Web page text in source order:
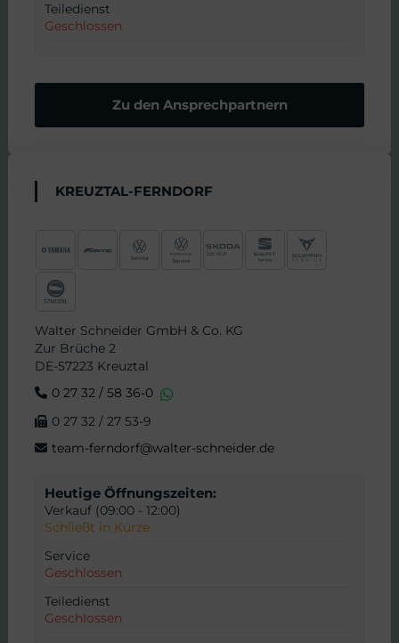
Teiledienst
Geschlossen
Zu den Ansprechpartnern
KREUZTAL-FERNDORF
Walter Schneider GmbH & Co. KG
Zur Brüche 2
DE-57223 Kreuztal
0 27 32 / 58 36-0
0 27 32 / 27 53-9
team-ferndorf@walter-schneider.de
Heutige Öffnungszeiten:
Verkauf (09:00 - 12:00)
Schließt in Kürze
Service
Geschlossen
Teiledienst
Geschlossen